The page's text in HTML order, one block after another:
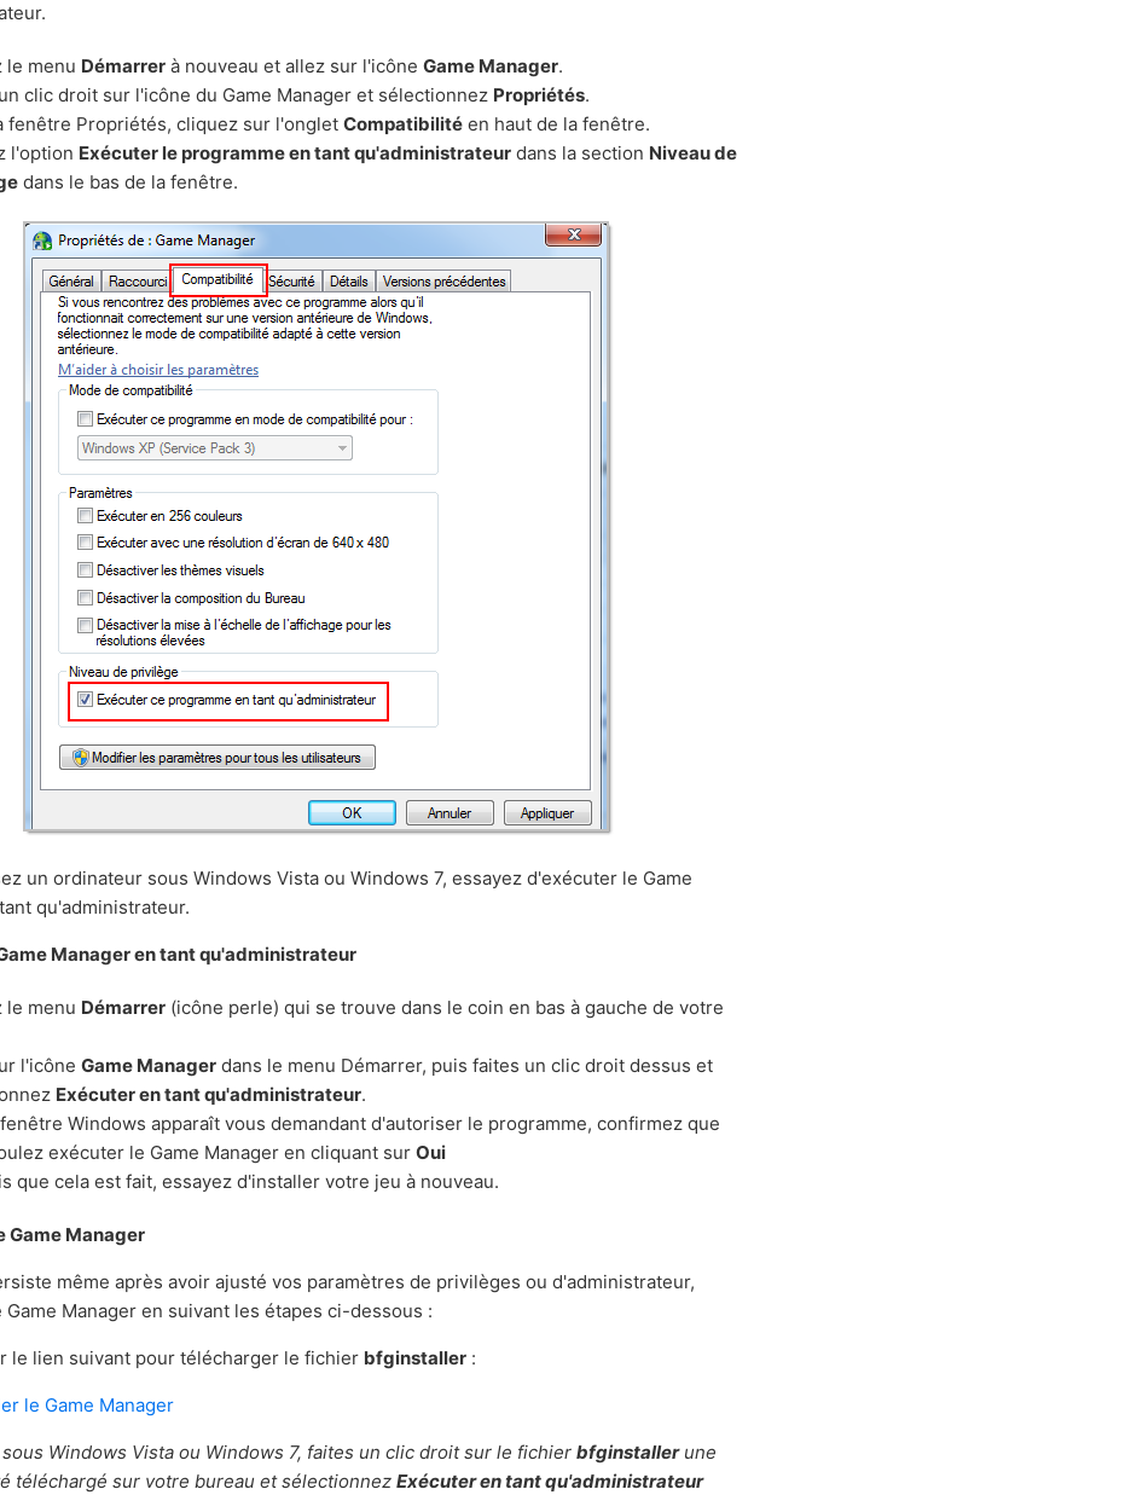
le menu Démarrer à nouveau et allez sur l'icôneGame Manager.
clic droit sur l'icône du Game Manager et sélectionnez Propriétés.
fenêtre Propriétés, cliquez sur l'ongletCompatibilité en haut de la fenêtre.
l'option Exécuter le programme en tant qu'administrateur dans la section Niveau de
dans le bas de la fenêtre.
un ordinateur sous Windows Vista ou Windows 7, essayez d'exécuter le Game
qu'administrateur.
Manager en tant qu'administrateur
le menu Démarrer (icône perle) qui se trouve dans le coin en bas à gauche de votre
l'icôneGame Manager dans le menu Démarrer, puis faites un clic droit dessus et
Exécuter en tant qu'administrateur.
Windows apparaît vous demandant d'autoriser le programme, confirmez que
exécuter le Game Manager en cliquant surOui
que cela est fait, essayez d'installer votre jeu à nouveau.
Game Manager
même après avoir ajusté vos paramètres de privilèges ou d'administrateur,
Manager en suivant les étapes ci-dessous :
le lien suivant pour télécharger le fichier bfginstaller :
le Game Manager
Windows Vista ou Windows 7, faites un clic droit sur le fichierbfginstallerune
téléchargé sur votre bureau et sélectionnezExécuter en tant qu'administrateur